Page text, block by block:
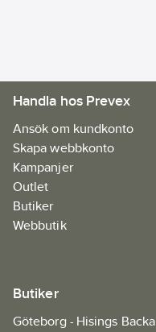
Handla hos Prevex
Ansök om kundkonto
Skapa webbkonto
Kampanjer
Outlet
Butiker
Webbutik
Butiker
Göteborg - Hisings Backa